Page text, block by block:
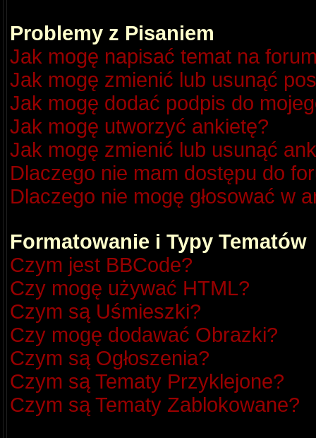
Problemy z Pisaniem
Jak mogę napisać temat na
Jak mogę zmienić lub usunąć
Jak mogę dodać podpis do
Jak mogę utworzyć ankietę?
Jak mogę zmienić lub usunąć
Dlaczego nie mam dostępu do
Dlaczego nie mogę głosować w
Formatowanie i Typy Tematów
Czym jest BBCode?
Czy mogę używać HTML?
Czym są Uśmieszki?
Czy mogę dodawać Obrazki?
Czym są Ogłoszenia?
Czym są Tematy Przyklejone?
Czym są Tematy Zablokowane?